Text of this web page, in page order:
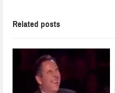
Related posts